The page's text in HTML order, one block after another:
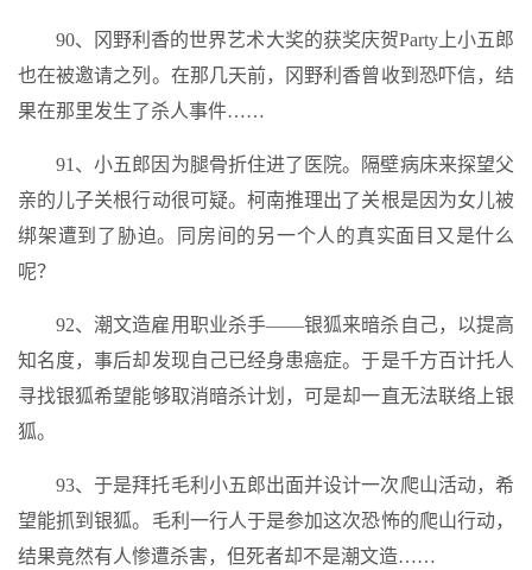
90、冈野利香的世界艺术大奖的获奖庆贺Party上小五郎
也在被邀请之列。在那几天前，冈野利香曾收到恐吓信，结
果在那里发生了杀人事件……
91、小五郎因为腿骨折住进了医院。隔壁病床来探望父
亲的儿子关根行动很可疑。柯南推理出了关根是因为女儿被
绑架遭到了胁迫。同房间的另一个人的真实面目又是什么
呢？
92、潮文造雇用职业杀手——银狐来暗杀自己，以提高
知名度，事后却发现自己已经身患癌症。于是千方百计托人
寻找银狐希望能够取消暗杀计划，可是却一直无法联络上银
狐。
93、于是拜托毛利小五郎出面并设计一次爬山活动，希
望能抓到银狐。毛利一行人于是参加这次恐怖的爬山行动，
结果竟然有人惨遭杀害，但死者却不是潮文造……